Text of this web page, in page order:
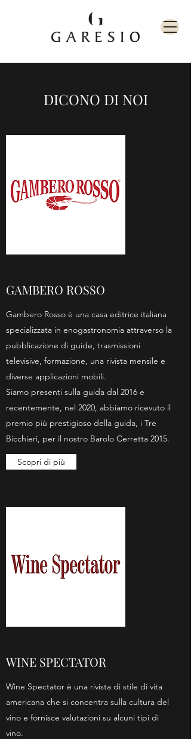
DICONO DI NOI
GAMBERO ROSSO
Gambero Rosso è una casa editrice italiana
specializzata in enogastronomia attraverso la
pubblicazione di guide, trasmissioni
televisive, formazione, una rivista mensile e
diverse applicazioni mobili.
Siamo presenti sulla guida dal 2016 e
recentemente, nel 2020, abbiamo ricevuto il
premio più prestigioso della guida, i Tre
Bicchieri, per il nostro Barolo Cerretta 2015.
Scopri di più
WINE SPECTATOR
Wine Spectator è una rivista di stile di vita
americana che si concentra sulla cultura del
vino e fornisce valutazioni su alcuni tipi di
vino.